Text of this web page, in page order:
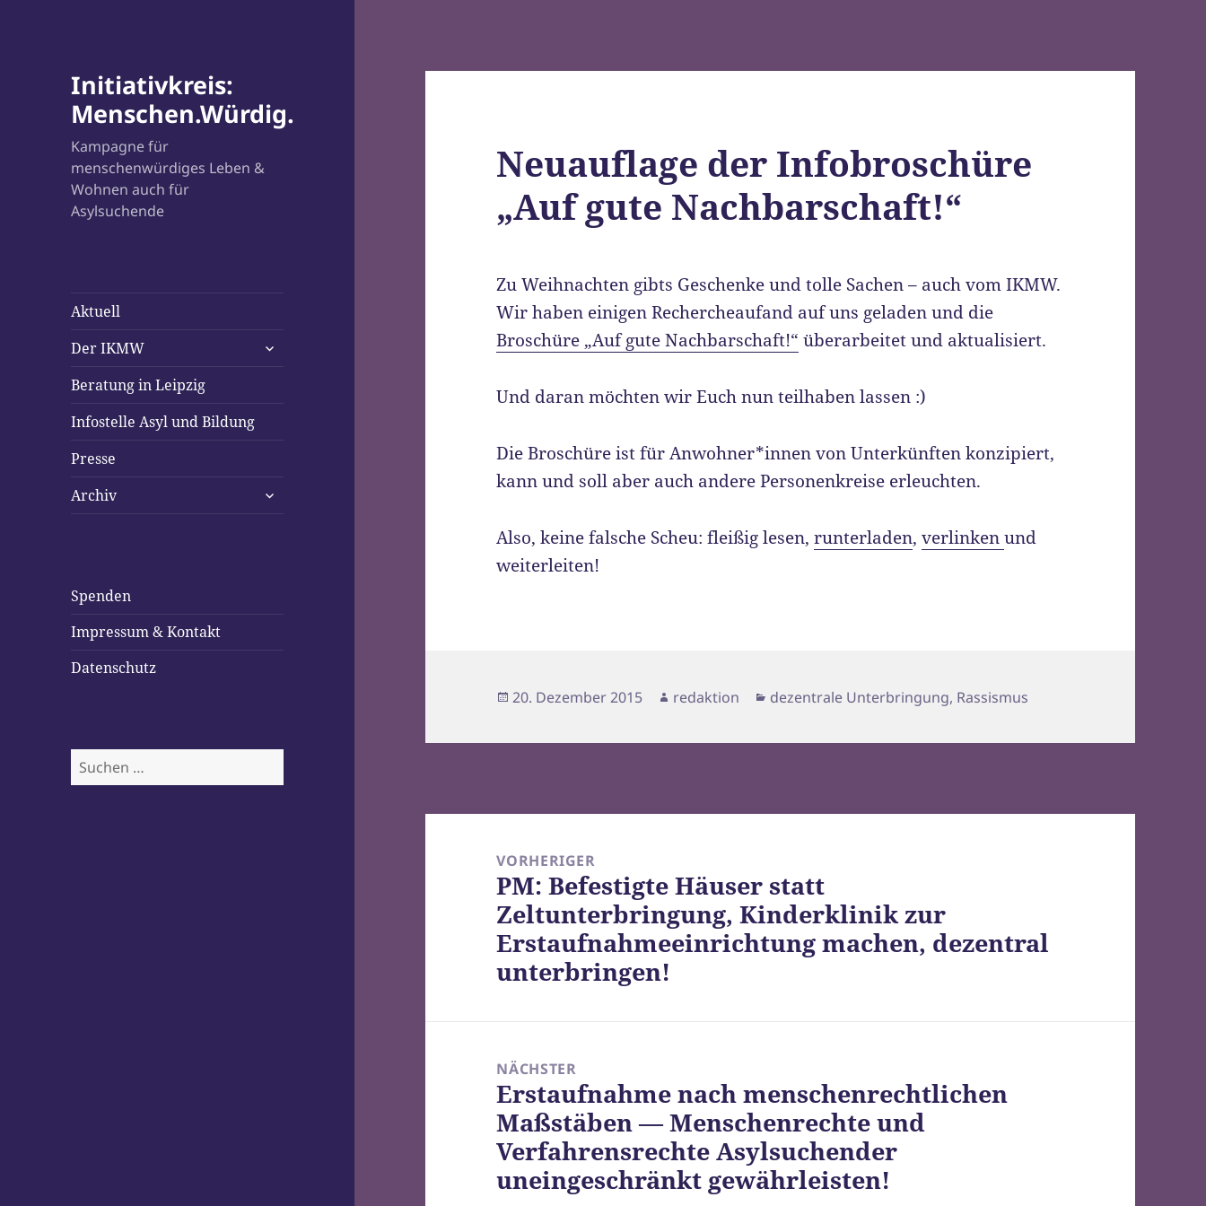
Initiativkreis:
Menschen.Würdig.
Kampagne für
menschenwürdiges Leben &
Wohnen auch für
Asylsuchende
Aktuell
Der IKMW
untermenü
Beratung in Leipzig
Infostelle Asyl und Bildung
Presse
Archiv
untermenü
Spenden
Impressum & Kontakt
Datenschutz
Suchen
nach:
Neuauflage der Infobroschüre
„Auf gute Nachbarschaft!“
Zu Weihnachten gibts Geschenke und tolle Sachen – auch vom IKMW.
Wir haben einigen Rechercheaufand auf uns geladen und die
Broschüre „Auf gute Nachbarschaft!“ überarbeitet und aktualisiert.
Und daran möchten wir Euch nun teilhaben lassen :)
Die Broschüre ist für Anwohner*innen von Unterkünften konzipiert,
kann und soll aber auch andere Personenkreise erleuchten.
Also, keine falsche Scheu: fleißig lesen,runterladen,verlinkenund
weiterleiten!
Veröffentlicht
20. Dezember 2015 Autor
redaktion Kategorien
dezentrale Unterbringung, Rassismus
VORHERIGER
Vorheriger
Beitrag:
PM: Befestigte Häuser statt
Zeltunterbringung, Kinderklinik zur
Erstaufnahmeeinrichtung machen, dezentral
unterbringen!
NÄCHSTER
Nächster
Beitrag:
Erstaufnahme nach menschenrechtlichen
Maßstäben — Menschenrechte und
Verfahrensrechte Asylsuchender
uneingeschränkt gewährleisten!